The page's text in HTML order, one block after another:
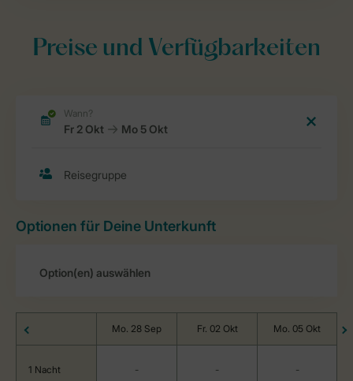
Preise und Verfügbarkeiten
Optionen für Deine Unterkunft
Mo. 28 Sep Fr. 02 Okt Mo. 05 Okt
1 Nacht - - -